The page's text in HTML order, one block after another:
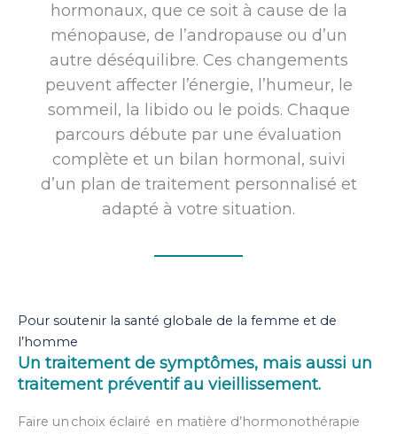
hormonaux, que ce soit à cause de la
ménopause, de l’andropause ou d’un
autre déséquilibre. Ces changements
peuvent affecter l’énergie, l’humeur, le
sommeil, la libido ou le poids. Chaque
parcours débute par une évaluation
complète et un bilan hormonal, suivi
d’un plan de traitement personnalisé et
adapté à votre situation.
Pour soutenir la santé globale de la femme et de
l’homme​
Un traitement de symptômes, mais aussi un
traitement préventif au vieillissement.
Faire un choix éclairé en matière d’hormonothérapie